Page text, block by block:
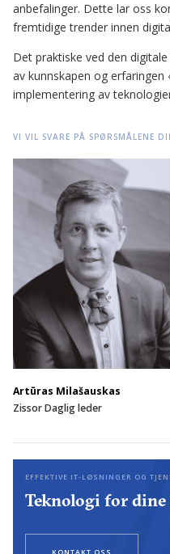
anbefalinger. Dette lar oss
fremtidige trender innen
Det praktiske ved den
av kunnskapen og erfaringen
implementering av
VI VIL SVARE PÅ SPØRSMÅLENE
Artūras Milašauskas
Zissor Daglig leder
EFFEKTIVE IT-LØSNINGER OG
Teknologi for